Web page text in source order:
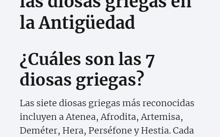
la Antigüedad
¿Cuáles son las 7
diosas griegas?
Las siete diosas griegas más reconocidas
incluyen a Atenea, Afrodita, Artemisa,
Deméter, Hera, Perséfone y Hestia. Cada